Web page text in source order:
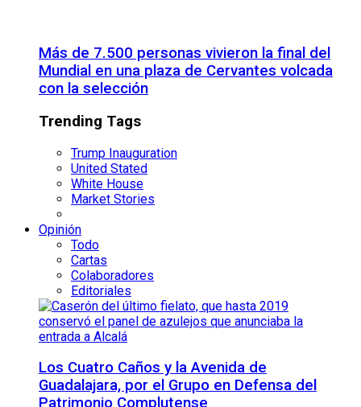
Más de 7.500 personas vivieron la final del
Mundial en una plaza de Cervantes volcada
con la selección
Trending Tags
Trump Inauguration
United Stated
White House
Market Stories
Opinión
Todo
Cartas
Colaboradores
Editoriales
Los Cuatro Caños y la Avenida de
Guadalajara, por el Grupo en Defensa del
Patrimonio Complutense